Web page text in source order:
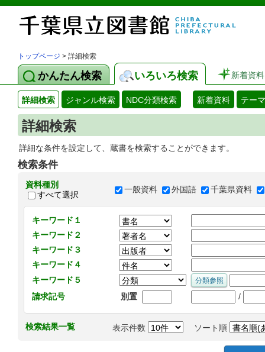
トップページ > 詳細検索
かんたん検索 いろいろ検索 新着資料
詳細検索 ジャンル検索 NDC分類検索 新着資料 テー
詳細検索
詳細な条件を設定して、蔵書を検索することができます。
検索条件
資料種別
すべて選択
一般資料 外国語 千葉県資料
キーワード１
キーワード２
キーワード３
キーワード４
キーワード５
請求記号
別置 /
検索結果一覧 表示件数 ソート順